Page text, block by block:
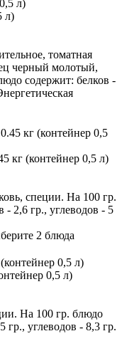
л)
томатная
черный молотый,
содержит: белков -
кг (контейнер 0,5 л)
специи. На 100 гр.
2,6 гр., углеводов - 5
2 блюда
0,5 л)
На 100 гр. блюдо
гр., углеводов - 8,3 гр.